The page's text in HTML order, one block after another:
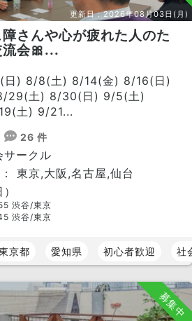
更新日：2026年08月03日(月)
さんや心が疲れた人のた
会🎀...
日) 8/8(土) 8/14(金) 8/16(日)
29(土) 8/30(日) 9/5(土)
土) 9/21...
26 件
サークル
東京,大阪,名古屋,仙台
渋谷/東京
渋谷/東京
京都 愛知県 初心者歓迎 社
募集中